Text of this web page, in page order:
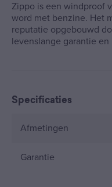
Zippo is een windproof
word met benzine. Het
reputatie opgebouwd
levenslange garantie
Specificaties
Afmetingen
Garantie